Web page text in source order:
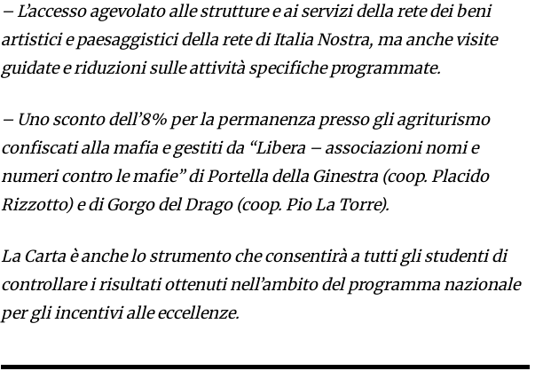
– L’accesso agevolato alle strutture e ai servizi della rete dei beni
artistici e paesaggistici della rete di Italia Nostra, ma anche visite
guidate e riduzioni sulle attività specifiche programmate.
– Uno sconto dell’8% per la permanenza presso gli agriturismo
confiscati alla mafia e gestiti da “Libera – associazioni nomi e
numeri contro le mafie” di Portella della Ginestra (coop. Placido
Rizzotto) e di Gorgo del Drago (coop. Pio La Torre).
La Carta è anche lo strumento che consentirà a tutti gli studenti di
controllare i risultati ottenuti nell’ambito del programma nazionale
per gli incentivi alle eccellenze.